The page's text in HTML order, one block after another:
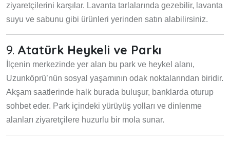
ziyaretçilerini karşılar. Lavanta tarlalarında gezebilir, lavanta
suyu ve sabunu gibi ürünleri yerinden satın alabilirsiniz.
9. Atatürk Heykeli ve Parkı
İlçenin merkezinde yer alan bu park ve heykel alanı,
Uzunköprü’nün sosyal yaşamının odak noktalarından biridir.
Akşam saatlerinde halk burada buluşur, banklarda oturup
sohbet eder. Park içindeki yürüyüş yolları ve dinlenme
alanları ziyaretçilere huzurlu bir mola sunar.